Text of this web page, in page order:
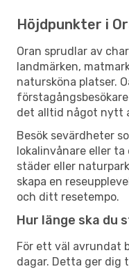
Höjdpunkter i
Oran sprudlar av
landmärken,
natursköna platser.
det alltid något nytt
Besök sevärdheter
lokalinvånare eller
städer eller
skapa en
och ditt resetempo.
Hur länge ska du
För ett väl avrundat
dagar. Detta ger